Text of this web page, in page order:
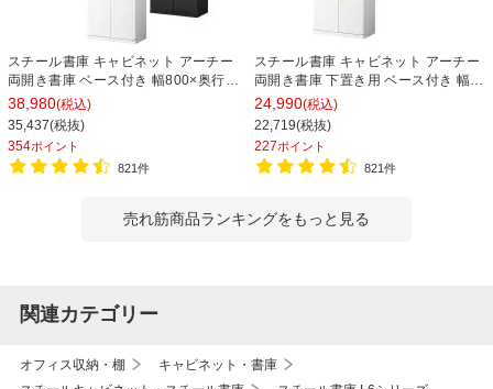
スチール書庫 キャビネット アーチー
両開き書庫 ベース付き 幅800×奥行
400×高さ1850mm
38,980(税込)
35,437(税抜)
354ポイント
821件
スチール書庫 キャビネット アーチー
両開き書庫 下置き用 ベース付き 幅
800×奥行400×高さ1100mm
24,990(税込)
22,719(税抜)
227ポイント
821件
売れ筋商品ランキングをもっと見る
関連カテゴリー
オフィス収納・棚
キャビネット・書庫